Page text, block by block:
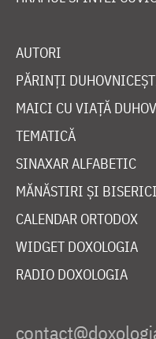
AUTORI
PĂRINȚI
MAICI CU VIAȚĂ
TEMATICĂ
SINAXAR ALFABETIC
MĂNĂSTIRI ȘI BISERICI
CALENDAR ORTODOX
WIDGET DOXOLOGIA
RADIO DOXOLOGIA